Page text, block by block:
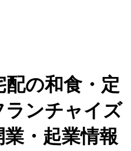
の和食・定
ランチャイズ
・起業情報